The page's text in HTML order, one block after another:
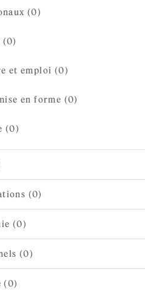
(0)
(0)
et emploi (0)
en forme (0)
(0)
filter
(0)
(0)
(0)
(0)